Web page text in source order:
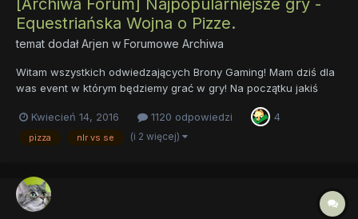
[Archiwa Forum] Najpopularniejsze gry -
Equestriańska Wojna o Pizze.
temat dodałArjen w Forumowe Archiwa
Witam wszystkich odwiedzających Brony Gaming! Mam dziś dla
was event w którym będziemy grać w gry! Na początku jakiś
wyjaśnienia odnośnie akcji: Zapisywać się proszę w tym
temacie. W razie...
Kwiecień 14, 2016 1120 odpowiedzi 4
pizza nlr vs se (i 2 więcej)